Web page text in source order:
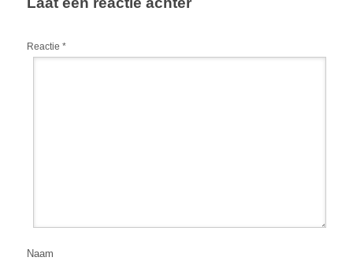
Reactie *
Naam